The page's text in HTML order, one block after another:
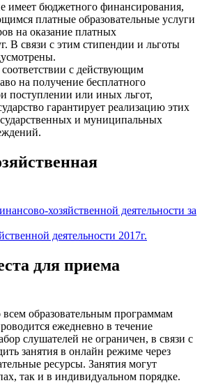
бюджетного финансирования,
платные образовательные услуги
на оказание платных
В связи с этим стипендии и льготы
с действующим
на получение бесплатного
поступлении или иных льгот,
гарантирует реализацию этих
и муниципальных
хозяйственной деятельности за
деятельности 2017г.
для приема
образовательным программам
ежедневно в течение
слушателей не ограничен, в связи с
занятия в онлайн режиме через
ресурсы. Занятия могут
так и в индивидуальном порядке.